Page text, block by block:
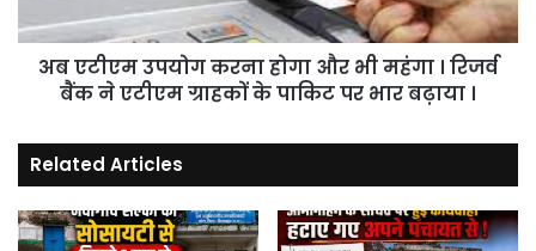
दोनों
।
रिजर्व
एटीएम
ग्राहकों
के
पाकिट
पर
अब एटीएम उपयोग करना होगा और भी महंगा । रिजर्व
बैंक ने एटीएम ग्राहकों के पाकिट पर भार बढ़ाया ।
Related Articles